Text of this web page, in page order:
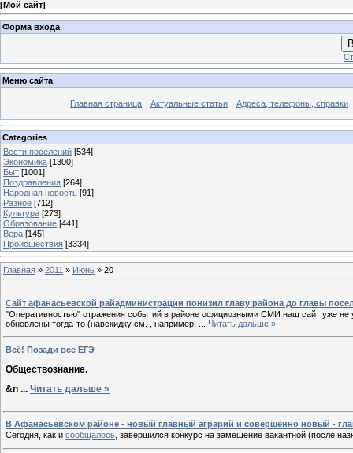
[Мой сайт]
Форма входа
Меню сайта
Главная страница Актуальные статьи Адреса, телефоны, справки
Categories
Вести поселений [534]
Экономика [1300]
Быт [1001]
Поздравления [264]
Народная новость [91]
Разное [712]
Культура [273]
Образование [441]
Вера [145]
Происшествия [3334]
Главная » 2011 » Июнь » 20
Сайт афанасьевской райадминистрации понизил главу района до главы
"Оперативностью" отражения событий в районе официозными СМИ наш сайт уже не
обновлены тогда-то (навскидку см. , например,
Читать дальше »
Всё! Позади все ЕГЭ
Обществознание.
&n ... Читать дальше »
В Афанасьевском районе - новый главный аграрий и совершенно новый -
Сегодня, как и сообщалось , завершился конкурс на замещение вакантной (после